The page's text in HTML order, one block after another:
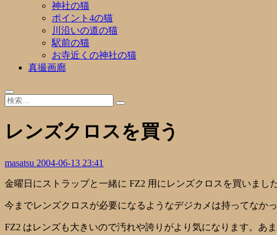
神社の猫
ポイント4の猫
川沿いの道の猫
駅前の猫
お寺近くの神社の猫
真撮画廊
レンズクロスを買う
masatsu 2004-06-13 23:41
金曜日にストラップと一緒に FZ2 用にレンズクロスを買いました
今までレンズクロスが必要になるようなデジカメは持ってなか
FZ2 はレンズも大きいので汚れや誇りがより気になります。あ